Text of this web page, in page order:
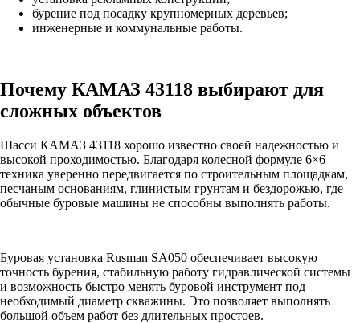
бурение под посадку крупномерных деревьев;
инженерные и коммунальные работы.
Почему КАМАЗ 43118 выбирают для
сложных объектов
Шасси КАМАЗ 43118 хорошо известно своей надежностью и
высокой проходимостью. Благодаря колесной формуле 6×6
техника уверенно передвигается по строительным площадкам,
песчаным основаниям, глинистым грунтам и бездорожью, где
обычные буровые машины не способны выполнять работы.
Буровая установка Rusman SA050 обеспечивает высокую
точность бурения, стабильную работу гидравлической системы
и возможность быстро менять буровой инструмент под
необходимый диаметр скважины. Это позволяет выполнять
большой объем работ без длительных простоев.